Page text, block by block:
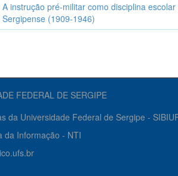
A instrução pré-militar como disciplina
Sergipense (1909-1946)
FEDERAL DE SERGIPE
da Universidade Federal de Sergipe -
da Informação - NTI